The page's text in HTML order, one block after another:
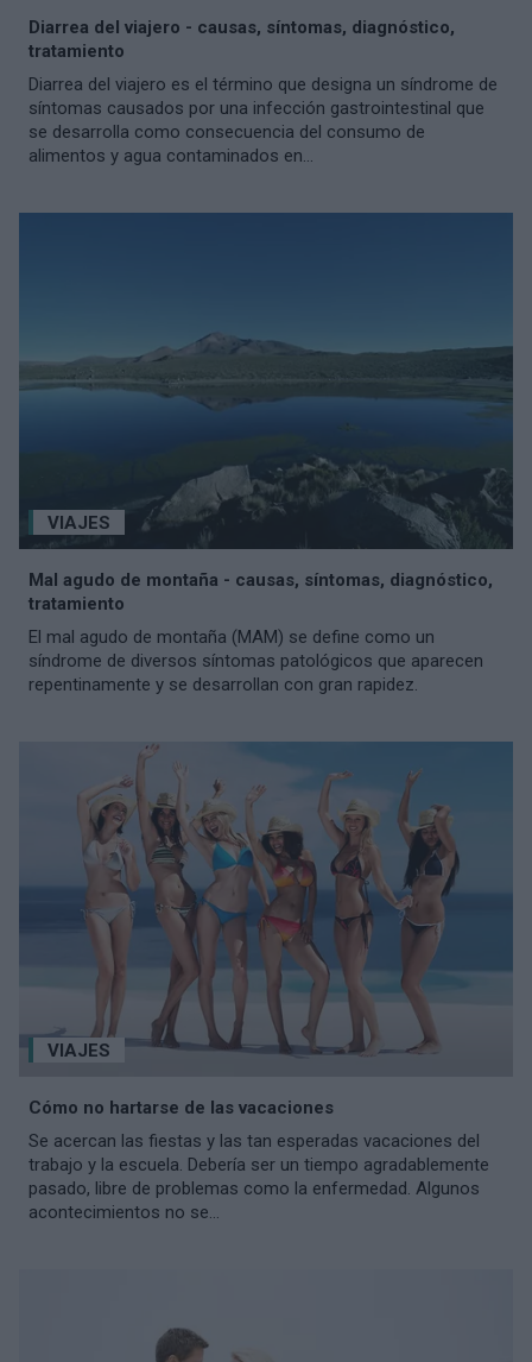
Diarrea del viajero - causas, síntomas, diagnóstico,
tratamiento
Diarrea del viajero es el término que designa un síndrome de
síntomas causados por una infección gastrointestinal que
se desarrolla como consecuencia del consumo de
alimentos y agua contaminados en...
VIAJES
Mal agudo de montaña - causas, síntomas, diagnóstico,
tratamiento
El mal agudo de montaña (MAM) se define como un
síndrome de diversos síntomas patológicos que aparecen
repentinamente y se desarrollan con gran rapidez.
VIAJES
Cómo no hartarse de las vacaciones
Se acercan las fiestas y las tan esperadas vacaciones del
trabajo y la escuela. Debería ser un tiempo agradablemente
pasado, libre de problemas como la enfermedad. Algunos
acontecimientos no se...